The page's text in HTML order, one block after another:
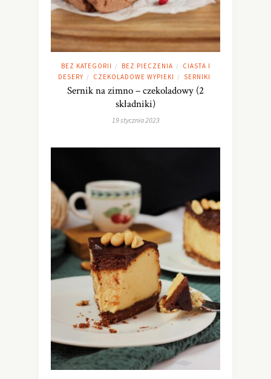
BEZ KATEGORII / BEZ PIECZENIA /
CIASTA I
DESERY / CZEKOLADOWE WYPIEKI / SERNIKI
Sernik na zimno – czekoladowy (2
składniki)
19 stycznia 2023